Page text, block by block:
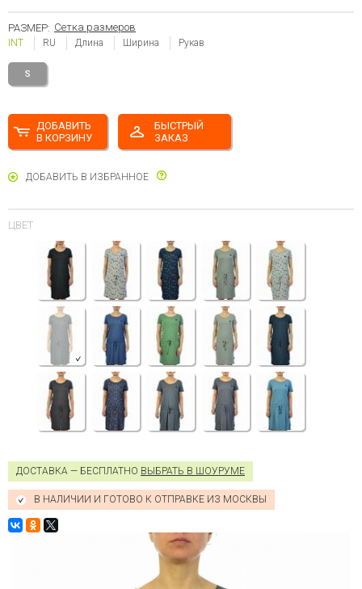
РАЗМЕР: Сетка размеров
INT RU Длина Ширина Рукав
S
ДОБАВИТЬ
В КОРЗИНУ
БЫСТРЫЙ
ЗАКАЗ
ДОБАВИТЬ В ИЗБРАННОЕ
ЦВЕТ
ДОСТАВКА — БЕСПЛАТНО ВЫБРАТЬ В ШОУРУМЕ
В НАЛИЧИИ И ГОТОВО К ОТПРАВКЕ ИЗ МОСКВЫ